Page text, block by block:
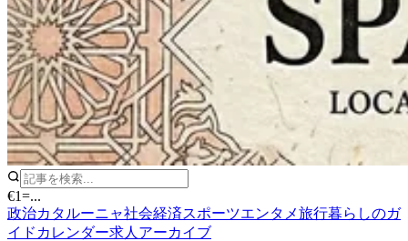
€1=...
政治カタルーニャ社会経済スポーツエンタメ旅行暮らしのガ
イド カレンダー求人 アーカイブ